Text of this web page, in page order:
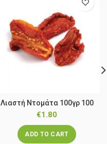
Λιαστή Ντομάτα 100γρ 100
€1.80
ADD TO CART